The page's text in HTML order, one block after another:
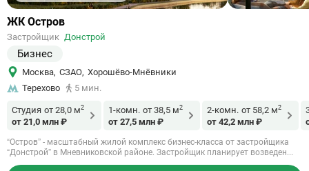
Ссылка
объект
ЖК Остров
Застройщик Донстрой
Бизнес
Москва, СЗАО, Хорошёво-Мнёвники
Терехово
5 мин.
Студия от 28,0 м2
от 21,0 млн ₽
1-комн. от 38,5 м2
от 27,5 млн ₽
2-комн. от 58,2 м2
от 42,2 млн ₽
“Остров” - масштабный жилой комплекс бизнес-класса от застройщика
“Донстрой” в Мневниковской районе. Застройщик планирует возведен...